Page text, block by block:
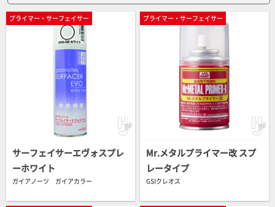
プライマー・サーフェイサー
サーフェイサーエヴォスプレ
ーホワイト
ガイアノーツ ガイアカラー
プライマー・サーフェイサー
Mr.メタルプライマー改 スプ
レータイプ
GSIクレオス